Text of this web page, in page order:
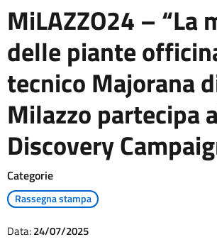
MiLAZZO24 – “La
delle piante
tecnico Majorana
Milazzo partecipa
Discovery
Categorie
Rassegna stampa
Data:24/07/2025